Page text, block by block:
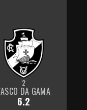
2
DA GAMA
6.2